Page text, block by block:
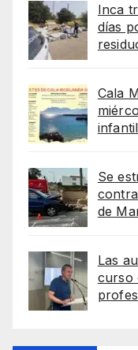
Inca
días
Cala
Se
de
Las
curso